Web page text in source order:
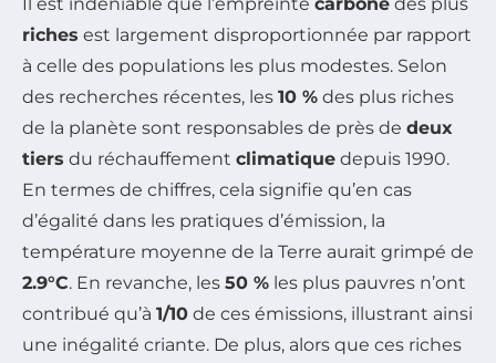
riches est largement disproportionnée par rapport
à celle des populations les plus modestes. Selon
des recherches récentes, les 10 % des plus riches
de la planète sont responsables de près de deux
tiers du réchauffement climatique depuis 1990.
En termes de chiffres, cela signifie qu’en cas
d’égalité dans les pratiques d’émission, la
température moyenne de la Terre aurait grimpé de
2.9°C. En revanche, les 50 % les plus pauvres n’ont
contribué qu’à 1/10 de ces émissions, illustrant ainsi
une inégalité criante. De plus, alors que ces riches